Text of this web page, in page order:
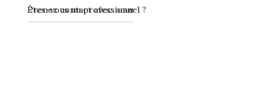
Êtes-vous un professionnel ?
Prenez contact avec nous